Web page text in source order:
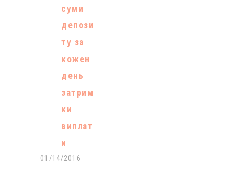
суми
депози
ту за
кожен
день
затрим
ки
виплат
и
01/14/2016